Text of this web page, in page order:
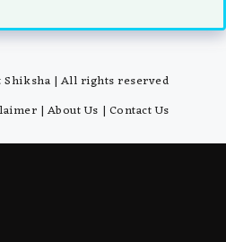
Shiksha | All rights reserved
| About Us | Contact Us